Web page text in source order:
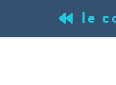
le